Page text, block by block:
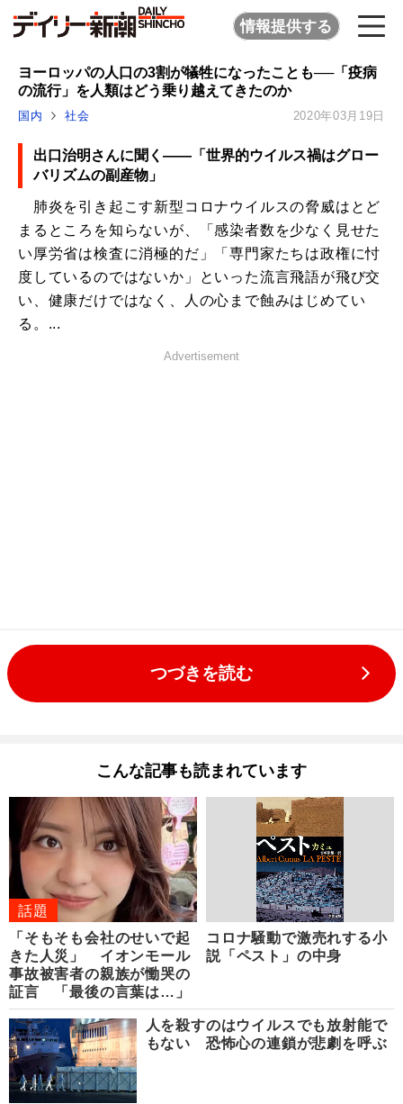
情報提供する
ヨーロッパの人口の3割が犠牲になったことも──「疫病
の流行」を人類はどう乗り越えてきたのか
国内 社会 2020年03月19日
出口治明さんに聞く――「世界的ウイルス禍はグロー
バリズムの副産物」
肺炎を引き起こす新型コロナウイルスの脅威はとど
まるところを知らないが、「感染者数を少なく見せた
い厚労省は検査に消極的だ」「専門家たちは政権に忖
度しているのではないか」といった流言飛語が飛び交
い、健康だけではなく、人の心まで蝕みはじめてい
る。...
Advertisement
つづきを読む
こんな記事も読まれています
話題
「そもそも会社のせいで起
きた人災」 イオンモール
事故被害者の親族が慟哭の
証言 「最後の言葉は…」
コロナ騒動で激売れする小
説「ペスト」の中身
人を殺すのはウイルスでも放射能で
もない 恐怖心の連鎖が悲劇を呼ぶ